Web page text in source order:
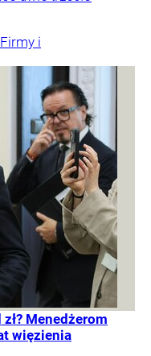
Firmy i
Menedżerom
więzienia